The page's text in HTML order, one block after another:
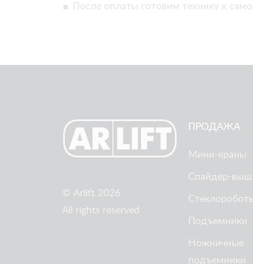
После оплаты готовим технику к
© Arlift 2026
All rights reserved
ПРОДАЖА
Мини-краны
Спайдер-
Подъемники
Ножничные
подъемники